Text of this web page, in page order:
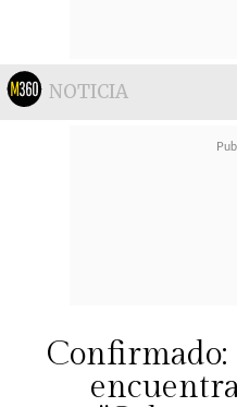
NOTICIA